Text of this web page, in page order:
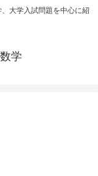
大学入試問題を中心に紹
学